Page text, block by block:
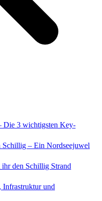
Die 3 wichtigsten Key-
– Ein Nordseejuwel
den Schillig Strand
Infrastruktur und